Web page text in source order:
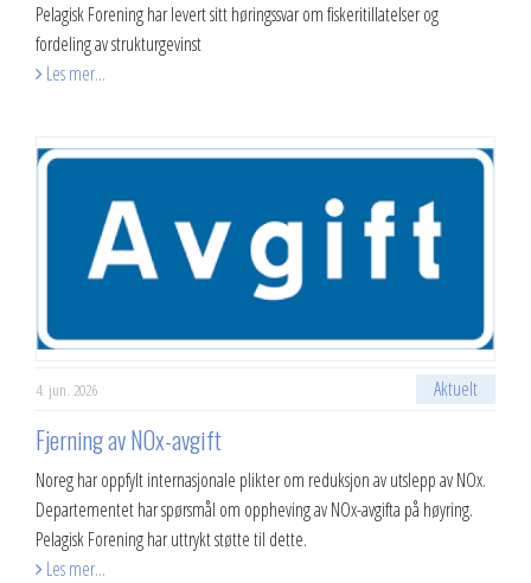
Pelagisk Forening har levert sitt høringssvar om fiskeritillatelser og
fordeling av strukturgevinst
Les mer...
4. jun. 2026 Aktuelt
Fjerning av NOx-avgift
Noreg har oppfylt internasjonale plikter om reduksjon av utslepp av NOx.
Departementet har spørsmål om oppheving av NOx-avgifta på høyring.
Pelagisk Forening har uttrykt støtte til dette.
Les mer...